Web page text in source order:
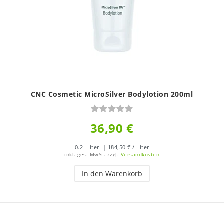
CNC Cosmetic MicroSilver Bodylotion 200ml
36,90 €
0.2 Liter | 184,50 € / Liter
inkl. ges. MwSt. zzgl. Versandkosten
In den Warenkorb